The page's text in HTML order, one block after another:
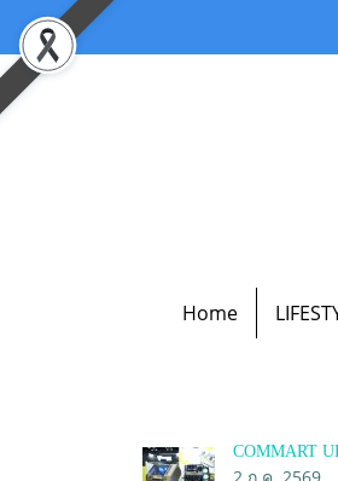
Home
COMMART
2 ก.ค. 2569